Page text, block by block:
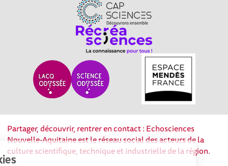
Cookies
Partager, découvrir, rentrer en contact : Echosciences
Nouvelle-Aquitaine est le réseau social des acteurs de la
culture scientifique, technique et industrielle de la région.